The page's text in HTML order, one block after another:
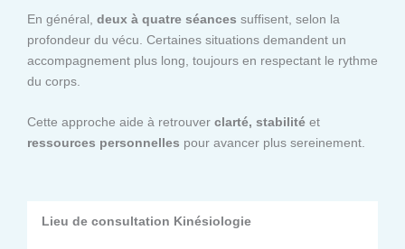
En général, deux à quatre séances suffisent, selon la
profondeur du vécu. Certaines situations demandent un
accompagnement plus long, toujours en respectant le rythme
du corps.
Cette approche aide à retrouver clarté, stabilité et
ressources personnelles pour avancer plus sereinement.
Lieu de consultation Kinésiologie